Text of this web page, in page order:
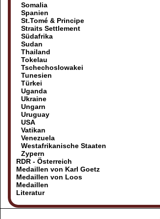
Somalia
Spanien
St.Tomé & Principe
Straits Settlement
Südafrika
Sudan
Thailand
Tokelau
Tschechoslowakei
Tunesien
Türkei
Uganda
Ukraine
Ungarn
Uruguay
USA
Vatikan
Venezuela
Westafrikanische Staaten
Zypern
RDR - Österreich
Medaillen von Karl Goetz
Medaillen von Loos
Medaillen
Literatur